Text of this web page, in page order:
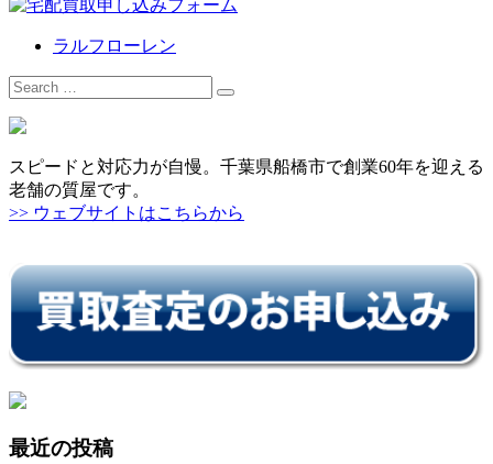
ラルフローレン
Search
for:
スピードと対応力が自慢。千葉県船橋市で創業60年を迎える
老舗の質屋です。
>> ウェブサイトはこちらから
最近の投稿